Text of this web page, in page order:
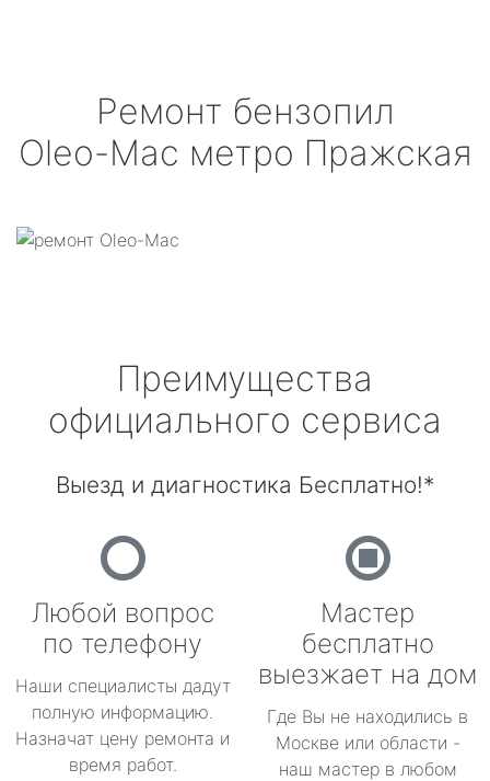
Ремонт бензопил
Oleo-Mac метро Пражская
Преимущества
официального сервиса
Выезд и диагностика Бесплатно!*
Любой вопрос
по телефону
Наши специалисты дадут
полную информацию.
Назначат цену ремонта и
время работ.
Мастер
бесплатно
выезжает на дом
Где Вы не находились в
Москве или области -
наш мастер в любом